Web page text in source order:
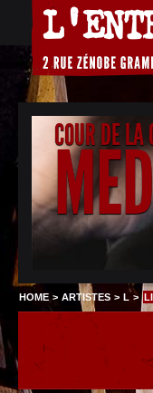
COUR DE LA
HOME > ARTISTES > L >